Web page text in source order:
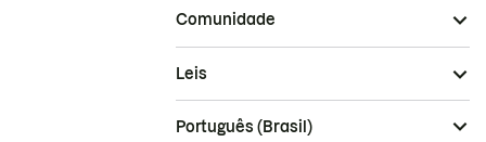
Comunidade
Leis
Português (Brasil)